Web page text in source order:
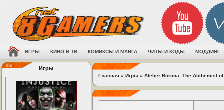
ИГРЫ КИНО И ТВ КОМИКСЫ И МАНГА ЧИТЫ И КОДЫ МОДДИНГ
Игры
Главная » Игры » Atelier Rorona: The Alchemist